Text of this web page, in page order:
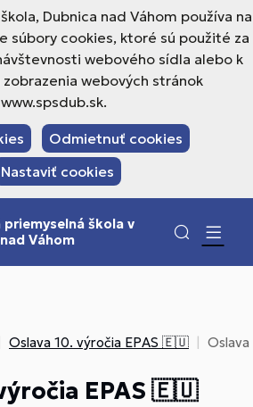
Dubnica nad Váhom používa na
súbory cookies, ktoré sú použité za
webového sídla alebo k
webových stránok
www.spsdub.sk.
Odmietnuť cookies
Nastaviť cookies
škola v
Váhom
Oslava 10. výročia EPAS 🇪🇺
EPAS 🇪🇺